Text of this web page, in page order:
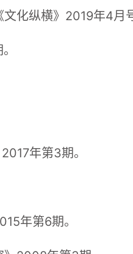
化纵横》2019年4月
年第3期。
年第6期。